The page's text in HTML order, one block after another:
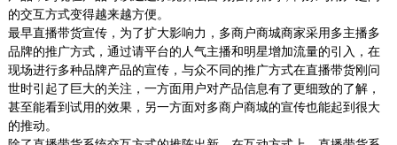
的交互方式变得越来越方便。
最早直播带货宣传，为了扩大影响力，多商户商城商家采用多主播多
品牌的推广方式，通过请平台的人气主播和明星增加流量的引入，在
现场进行多种品牌产品的宣传，与众不同的推广方式在直播带货刚问
世时引起了巨大的关注，一方面用户对产品信息有了更细致的了解，
甚至能看到试用的效果，另一方面对多商户商城的宣传也能起到很大
的推动。